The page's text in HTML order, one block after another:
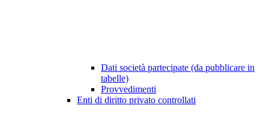
Dati società partecipate (da pubblicare in
tabelle)
Provvedimenti
Enti di diritto privato controllati